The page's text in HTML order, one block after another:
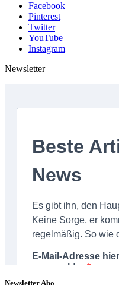
Facebook
Pinterest
Twitter
YouTube
Instagram
Newsletter
Newsletter Abo